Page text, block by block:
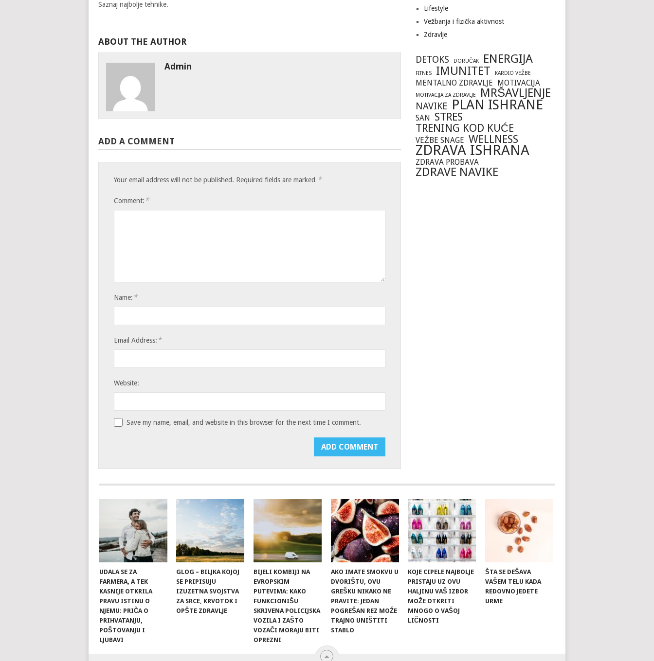
Saznaj najbolje tehnike.
ABOUT THE AUTHOR
Admin
ADD A COMMENT
Your email address will not be published. Required fields are marked *
Comment: *
Name: *
Email Address: *
Website:
Save my name, email, and website in this browser for the next time I comment.
Lifestyle
Vežbanja i fizička aktivnost
Zdravlje
DETOKS DORUČAK ENERGIJA
FITNES IMUNITET KARDIO VEŽBE
MENTALNO ZDRAVLJE MOTIVACIJA
MOTIVACIJA ZA ZDRAVLJE MRŠAVLJENJE
NAVIKE PLAN ISHRANE
SAN STRES
TRENING KOD KUĆE
VEŽBE SNAGE WELLNESS
ZDRAVA ISHRANA
ZDRAVA PROBAVA
ZDRAVE NAVIKE
UDALA SE ZA
FARMERA, A TEK
KASNIJE OTKRILA
PRAVU ISTINU O
NJEMU: PRIČA O
PRIHVATANJU,
POŠTOVANJU I
LJUBAVI
GLOG – BILJKA KOJOJ
SE PRIPISUJU
IZUZETNA SVOJSTVA
ZA SRCE, KRVOTOK I
OPŠTE ZDRAVLJE
BIJELI KOMBIJI NA
EVROPSKIM
PUTEVIMA: KAKO
FUNKCIONIŠU
SKRIVENA POLICIJSKA
VOZILA I ZAŠTO
VOZAČI MORAJU BITI
OPREZNI
AKO IMATE SMOKVU U
DVORIŠTU, OVU
GREŠKU NIKAKO NE
PRAVITE: JEDAN
POGREŠAN REZ MOŽE
TRAJNO UNIŠTITI
STABLO
KOJE CIPELE NAJBOLJE
PRISTAJU UZ OVU
HALJINU VAŠ IZBOR
MOŽE OTKRITI
MNOGO O VAŠOJ
LIČNOSTI
ŠTA SE DEŠAVA
VAŠEM TELU KADA
REDOVNO JEDETE
URME